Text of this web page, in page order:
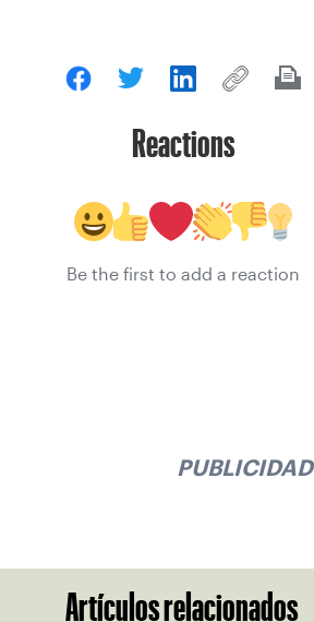
Reactions
Be the first to add a reaction
PUBLICIDAD
Artículos relacionados